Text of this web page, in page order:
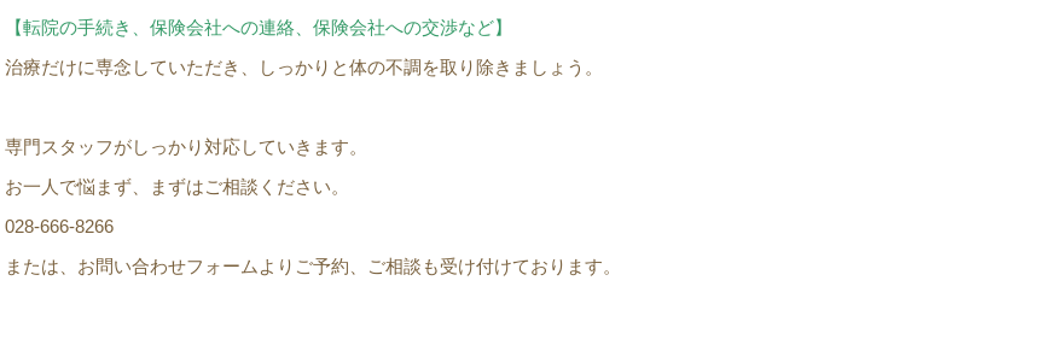
【転院の手続き、保険会社への連絡、保険会社への交渉など】
治療だけに専念していただき、しっかりと体の不調を取り除きましょう。
専門スタッフがしっかり対応していきます。
お一人で悩まず、まずはご相談ください。
028-666-8266
または、お問い合わせフォームよりご予約、ご相談も受け付けております。